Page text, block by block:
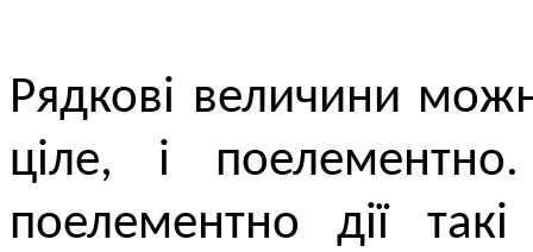
Рядкові величини
ціле, і
поелементно дії